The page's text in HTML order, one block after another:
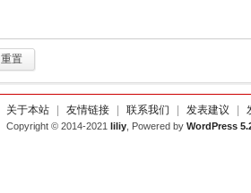
重置
关于本站 | 友情链接 | 联系我们 | 发表建议 |
Copyright © 2014-2021 liliy , Powered by WordPress